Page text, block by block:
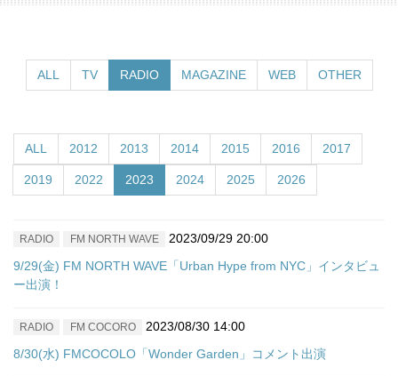
ALL TV RADIO MAGAZINE WEB OTHER
ALL 2012 2013 2014 2015 2016 2017
2019 2022 2023 2024 2025 2026
RADIO FM NORTH WAVE
2023/09/29 20:00
9/29(金) FM NORTH WAVE「Urban Hype from NYC」インタビュ
ー出演！
RADIO FM COCORO
2023/08/30 14:00
8/30(水) FMCOCOLO「Wonder Garden」コメント出演